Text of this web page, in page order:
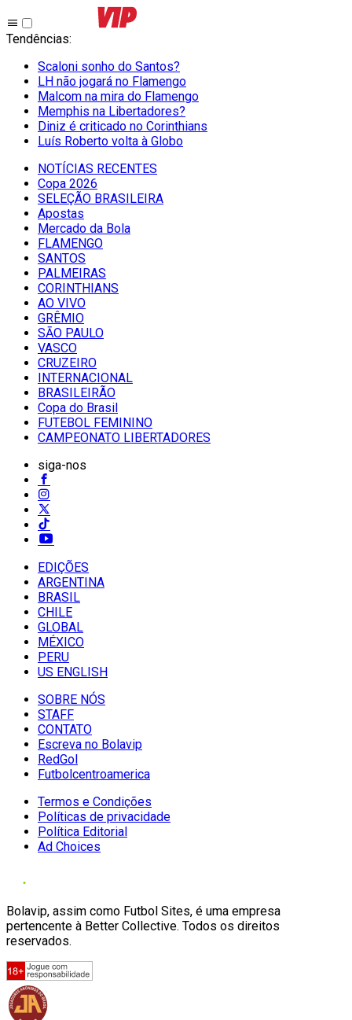
Tendências:
Scaloni sonho do Santos?
LH não jogará no Flamengo
Malcom na mira do Flamengo
Memphis na Libertadores?
Diniz é criticado no Corinthians
Luís Roberto volta à Globo
NOTÍCIAS RECENTES
Copa 2026
SELEÇÃO BRASILEIRA
Apostas
Mercado da Bola
FLAMENGO
SANTOS
PALMEIRAS
CORINTHIANS
AO VIVO
GRÊMIO
SĀO PAULO
VASCO
CRUZEIRO
INTERNACIONAL
BRASILEIRÃO
Copa do Brasil
FUTEBOL FEMININO
CAMPEONATO LIBERTADORES
siga-nos
EDIÇÕES
ARGENTINA
BRASIL
CHILE
GLOBAL
MÉXICO
PERU
US ENGLISH
SOBRE NÓS
STAFF
CONTATO
Escreva no Bolavip
RedGol
Futbolcentroamerica
Termos e Condições
Políticas de privacidade
Política Editorial
Ad Choices
Bolavip, assim como Futbol Sites, é uma empresa
pertencente à Better Collective. Todos os direitos
reservados.